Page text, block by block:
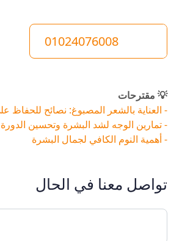
01024076008
💡 مقترحات
- العناية بالشعر المصبوغ: نصائح للحفاظ
- تمارين الوجه لشد البشرة وتحسين الدورة
- أهمية النوم الكافي لجمال البشرة
تواصل معنا في الحال